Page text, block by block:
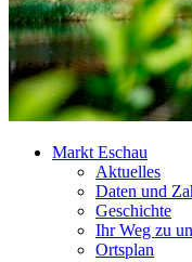
Markt Eschau
Aktuelles
Daten und
Geschichte
Ihr Weg zu
Ortsplan